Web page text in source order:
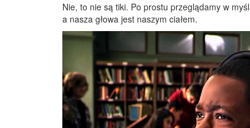
Nie, to nie są tiki. Po prostu przeglądamy w
a nasza głowa jest naszym ciałem.